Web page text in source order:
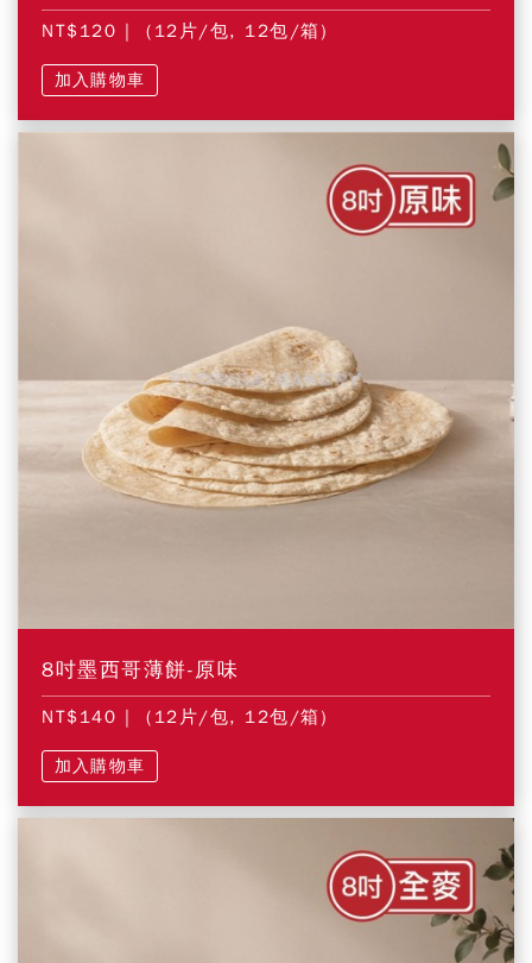
NT$120 | (12片/包, 12包/箱)
加入購物車
8吋墨西哥薄餅-原味
NT$140 | (12片/包, 12包/箱)
加入購物車